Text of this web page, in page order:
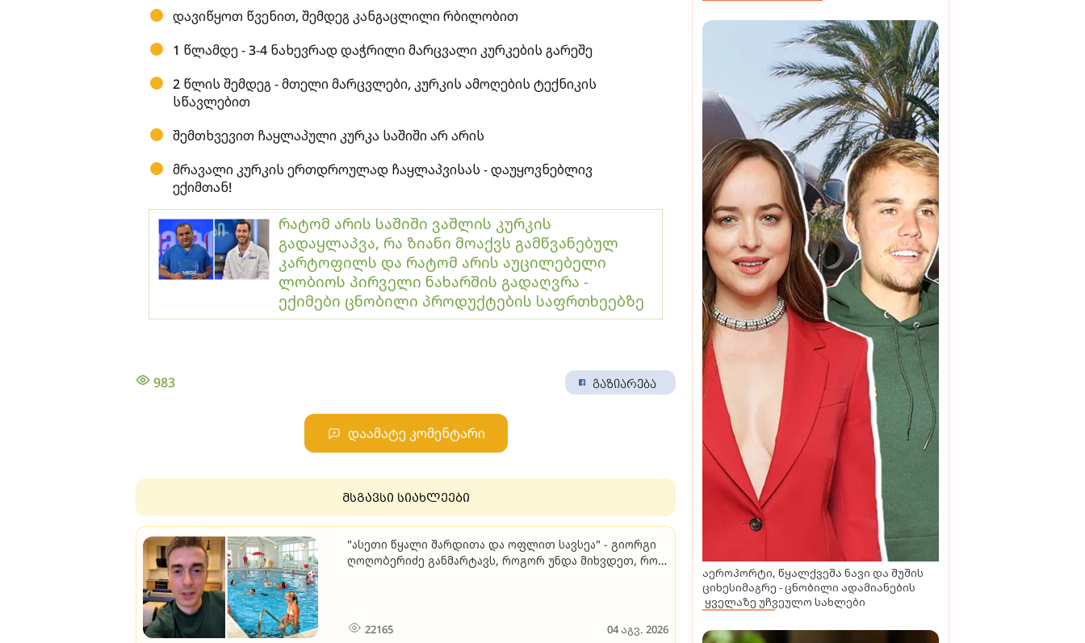
დავიწყოთ წვენით, შემდეგ კანგაცლილი რბილობით
1 წლამდე - 3-4 ნახევრად დაჭრილი მარცვალი კურკების გარეშე
2 წლის შემდეგ - მთელი მარცვლები, კურკის ამოღების ტექნიკის
სწავლებით
შემთხვევით ჩაყლაპული კურკა საშიში არ არის
მრავალი კურკის ერთდროულად ჩაყლაპვისას - დაუყოვნებლივ
ექიმთან!
რატომ არის საშიში ვაშლის კურკის
გადაყლაპვა, რა ზიანი მოაქვს გამწვანებულ
კარტოფილს და რატომ არის აუცილებელი
ლობიოს პირველი ნახარშის გადაღვრა -
ექიმები ცნობილი პროდუქტების საფრთხეებზე
983 გაზიარება
დაამატე კომენტარი
მსგავსი სიახლეები
"ასეთი წყალი შარდითა და ოფლით სავსეა" - გიორგი
ღოღობერიძე განმარტავს, როგორ უნდა მიხვდეთ, რომ
22165 04 აგვ. 2026
აეროპორტი, წყალქვეშა ნავი და შუშის
ციხესიმაგრე - ცნობილი ადამიანების
ყველაზე უჩვეულო სახლები